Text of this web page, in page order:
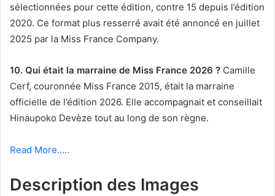
sélectionnées pour cette édition, contre 15 depuis l’édition
2020. Ce format plus resserré avait été annoncé en juillet
2025 par la Miss France Company.
10. Qui était la marraine de Miss France 2026 ? Camille
Cerf, couronnée Miss France 2015, était la marraine
officielle de l’édition 2026. Elle accompagnait et conseillait
Hinaupoko Devèze tout au long de son règne.
Read More…..
Description des Images